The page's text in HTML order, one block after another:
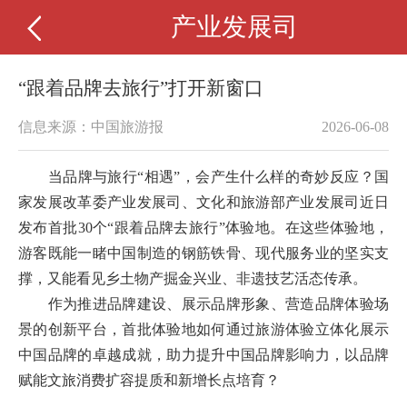
产业发展司
“跟着品牌去旅行”打开新窗口
信息来源：中国旅游报 2026-06-08
当品牌与旅行“相遇”，会产生什么样的奇妙反应？国
家发展改革委产业发展司、文化和旅游部产业发展司近日
发布首批30个“跟着品牌去旅行”体验地。在这些体验地，
游客既能一睹中国制造的钢筋铁骨、现代服务业的坚实支
撑，又能看见乡土物产掘金兴业、非遗技艺活态传承。
作为推进品牌建设、展示品牌形象、营造品牌体验场
景的创新平台，首批体验地如何通过旅游体验立体化展示
中国品牌的卓越成就，助力提升中国品牌影响力，以品牌
赋能文旅消费扩容提质和新增长点培育？